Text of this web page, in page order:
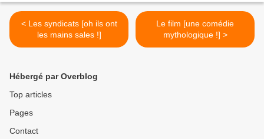
< Les syndicats [oh ils ont
les mains sales !]
Le film [une comédie
mythologique !] >
Hébergé par Overblog
Top articles
Pages
Contact